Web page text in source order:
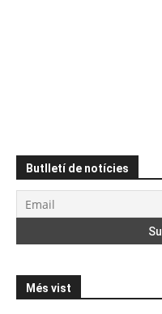
Butlletí de notícies
Més vist